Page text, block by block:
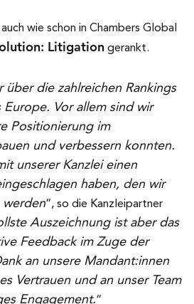
wie schon in Chambers Global
Litigation gerankt.
über die zahlreichen Rankings
Vor allem sind wir
Positionierung im
und verbessern konnten.
unserer Kanzlei einen
haben, den wir
werden“, so die Kanzleipartner
Auszeichnung ist aber das
Feedback im Zuge der
an unsere Mandant:innen
Vertrauen und an unser Team
Engagement.“